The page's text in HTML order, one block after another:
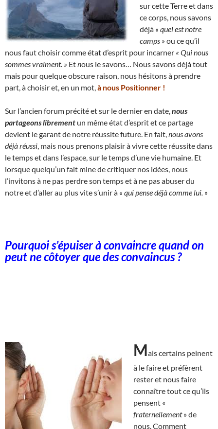
sur cette Terre et dans
ce corps, nous savons
déjà « quel est notre
camps » ou ce qu’il
nous faut choisir comme état d’esprit pour incarner « Qui nous
sommes vraiment. » Etnous le savons… Nous savons déjà tout
mais pour quelque obscure raison, nous hésitons à prendre
part, à choisir et, en un mot, à nous Positionner !
Sur l’ancien forum précité et sur le dernier en date, nous
partageons librement un même état d’esprit et ce partage
devient le garant de notre réussite future. En fait, nous avons
déjà réussi , mais nous prenons plaisir à vivre cette réussite dans
le temps et dans l’espace, sur le temps d’une vie humaine. Et
lorsque quelqu’un fait mine de critiquer nos idées, nous
l’invitons à ne pas perdre son temps et à ne pas abuser du
notre et d’aller au plus vite s’unir à « qui pense déjà comme lui. »
Pourquoi s’épuiser à convaincre quand on
peut ne côtoyer que des convaincus ?
Mais certains peinent
à le faire et préfèrent
rester et nous faire
connaître tout ce qu’ils
pensent «
fraternellement» de
nous. Comment